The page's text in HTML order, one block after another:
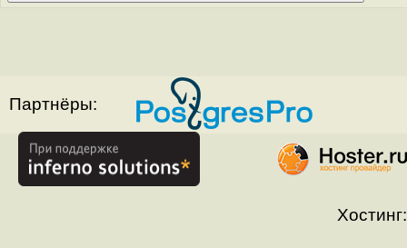
Партнёры:
Хостинг: